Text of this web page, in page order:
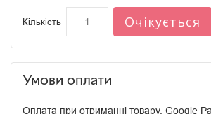
Кількість Очікується
Умови оплати
Оплата при отриманні товару, Google